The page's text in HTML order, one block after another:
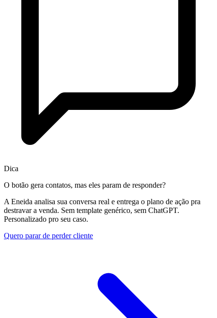
Dica
O botão gera contatos, mas eles param de responder?
A Eneida analisa sua conversa real e entrega o plano de ação pra
destravar a venda. Sem template genérico, sem ChatGPT.
Personalizado pro seu caso.
Quero parar de perder cliente